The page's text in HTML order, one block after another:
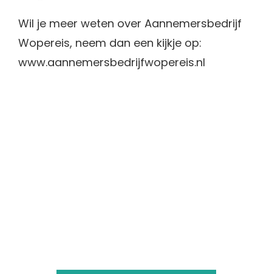
Wil je meer weten over Aannemersbedrijf
Wopereis, neem dan een kijkje op:
www.aannemersbedrijfwopereis.nl